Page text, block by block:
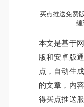
买点推送免费版
缠
本文是基于
版和安卓版
点，自动生
的文章，内
得买点推送